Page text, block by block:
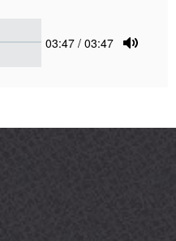
Current
03:47 / 03:47